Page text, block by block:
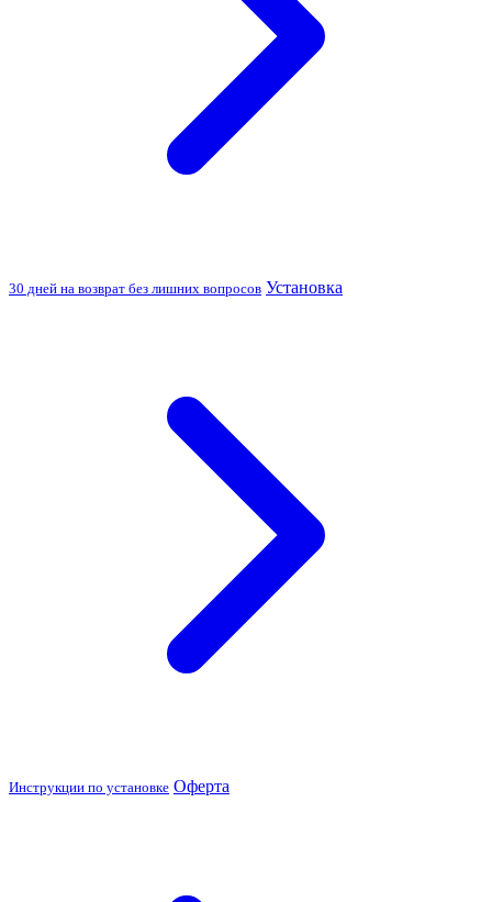
30 дней на возврат без лишних вопросов Установка
Инструкции по установке Оферта